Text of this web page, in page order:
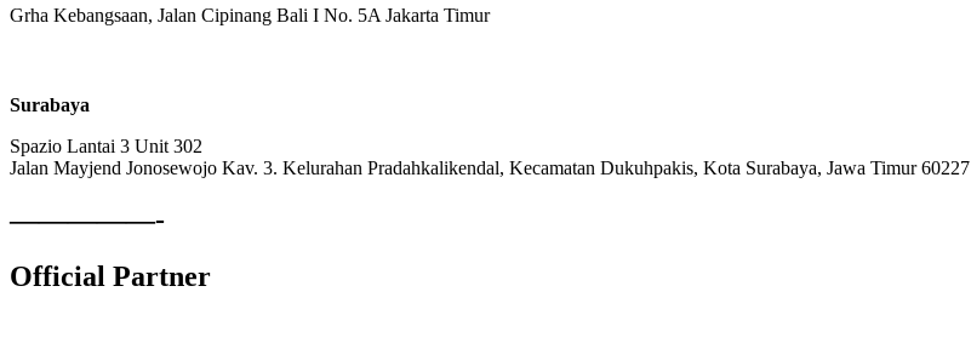
Grha Kebangsaan, Jalan Cipinang Bali I No. 5A Jakarta Timur
Surabaya
Spazio Lantai 3 Unit 302
Jalan Mayjend Jonosewojo Kav. 3. Kelurahan Pradahkalikendal, Kecamatan Dukuhpakis, Kota Surabaya, Jawa Timur 60227
—————-
Official Partner